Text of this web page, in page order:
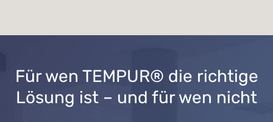
Für wen TEMPUR® die richtige
Lösung ist – und für wen nicht